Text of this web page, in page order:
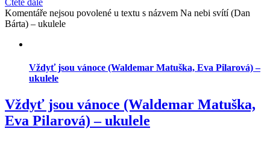
Komentáře nejsou povolené u textu s názvem Na nebi svítí (Dan
Bárta) – ukulele
Vždyť jsou vánoce (Waldemar Matuška, Eva Pilarová) –
ukulele
Vždyť jsou vánoce (Waldemar Matuška,
Eva Pilarová) – ukulele